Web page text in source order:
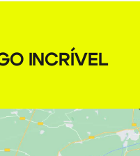
INCRÍVEL